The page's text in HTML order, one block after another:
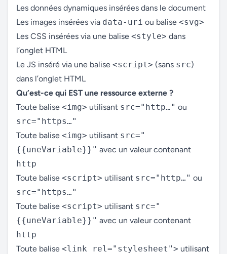
Les données dynamiques insérées dans le document
Les images insérées via data-uri ou balise <svg>
Les CSS insérées via une balise <style> dans
l’onglet HTML
Le JS inséré via une balise <script> (sans src)
dans l’onglet HTML
Qu’est-ce qui EST une ressource externe ?
Toute balise <img> utilisant src="http…" ou
src="https…"
Toute balise <img> utilisant src="
{{uneVariable}}" avec un valeur contenant
http
Toute balise <script> utilisant src="http…" ou
src="https…"
Toute balise <script> utilisant src="
{{uneVariable}}" avec un valeur contenant
http
Toute balise <link rel="stylesheet"> utilisant